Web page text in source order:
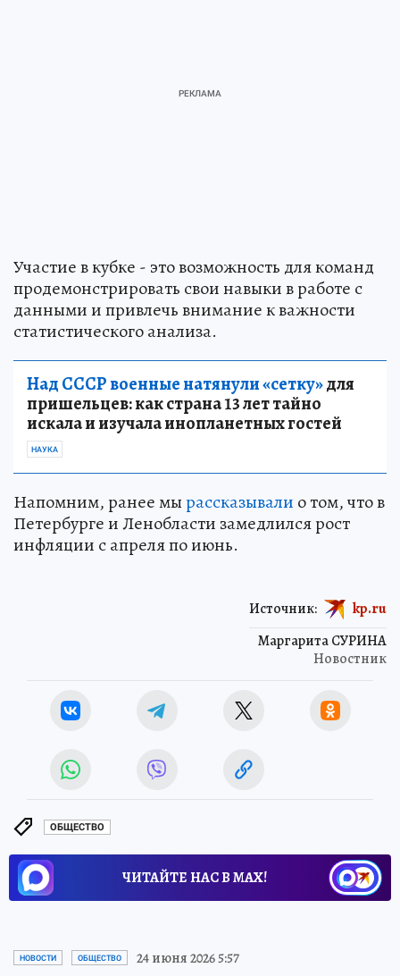
Участие в кубке - это возможность для команд
продемонстрировать свои навыки в работе с
данными и привлечь внимание к важности
статистического анализа.
Над СССР военные натянули «сетку»для
пришельцев: как страна 13 лет тайно
искала и изучала инопланетных гостей
НАУКА
Напомним, ранее мырассказывали о том, что в
Петербурге и Ленобласти замедлился рост
инфляции с апреля по июнь.
Маргарита СУРИНА
Новостник
Источник: kp.ru
ОБЩЕСТВО
ЧИТАЙТЕ НАС В МАХ!
НОВОСТИ ОБЩЕСТВО 24 июня 2026 5:57